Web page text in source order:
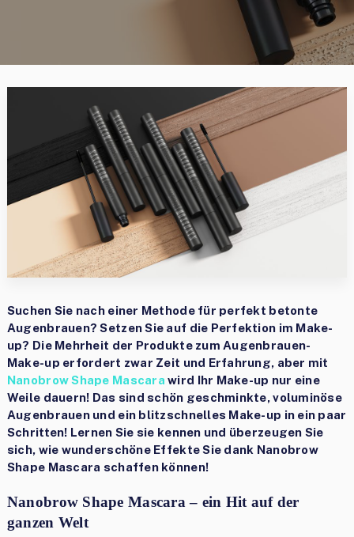
Suchen Sie nach einer Methode für perfekt betonte
Augenbrauen? Setzen Sie auf die Perfektion im Make-
up? Die Mehrheit der Produkte zum Augenbrauen-
Make-up erfordert zwar Zeit und Erfahrung, aber mit
Nanobrow Shape Mascara wird Ihr Make-up nur eine
Weile dauern! Das sind schön geschminkte, voluminöse
Augenbrauen und ein blitzschnelles Make-up in ein paar
Schritten! Lernen Sie sie kennen und überzeugen Sie
sich, wie wunderschöne Effekte Sie dank Nanobrow
Shape Mascara schaffen können!
Nanobrow Shape Mascara – ein Hit auf der
ganzen Welt